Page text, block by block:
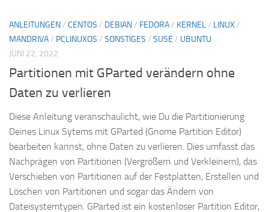
ANLEITUNGEN/ CENTOS / DEBIAN/ FEDORA/ KERNEL/ LINUX/
MANDRIVA/ PCLINUXOS / SONSTIGES / SUSE / UBUNTU
JUNI 22, 2022
Partitionen mit GParted verändern ohne
Daten zu verlieren
Diese Anleitung veranschaulicht, wie Du die Partitionierung
Deines Linux Sytems mit GParted (Gnome Partition Editor)
bearbeiten kannst, ohne Daten zu verlieren. Dies umfasst das
Nachprägen von Partitionen (Vergrößern und Verkleinern), das
Verschieben von Partitionen auf der Festplatten, Erstellen und
Löschen von Partitionen und sogar das Ändern von
Dateisystemtypen. GParted ist ein kostenloser Partition Editor,